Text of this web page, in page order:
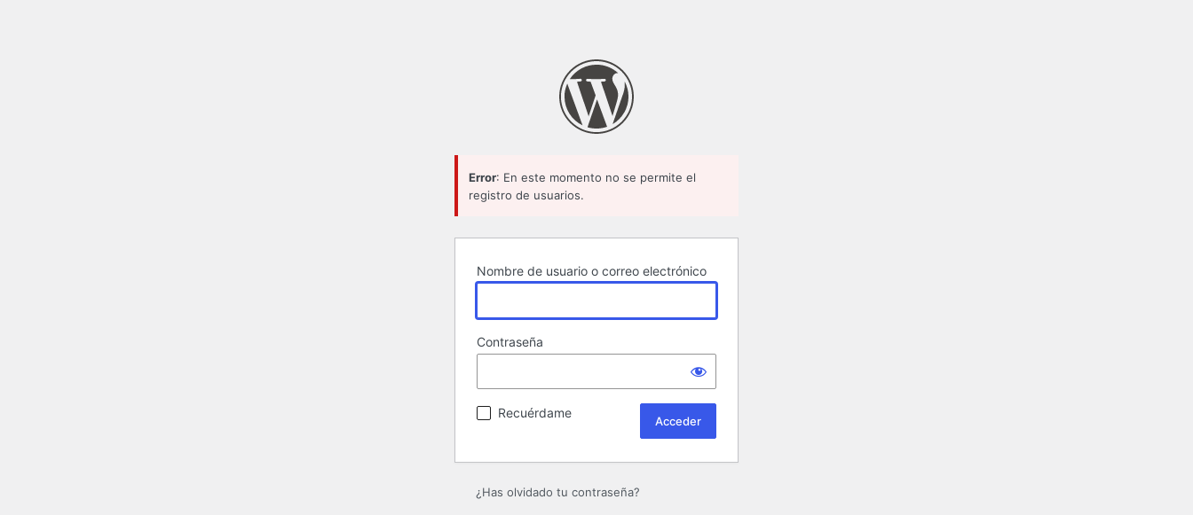
Error: En este momento no se permite el
registro de usuarios.
Nombre de usuario o correo electrónico
Contraseña
Recuérdame
¿Has olvidado tu contraseña?